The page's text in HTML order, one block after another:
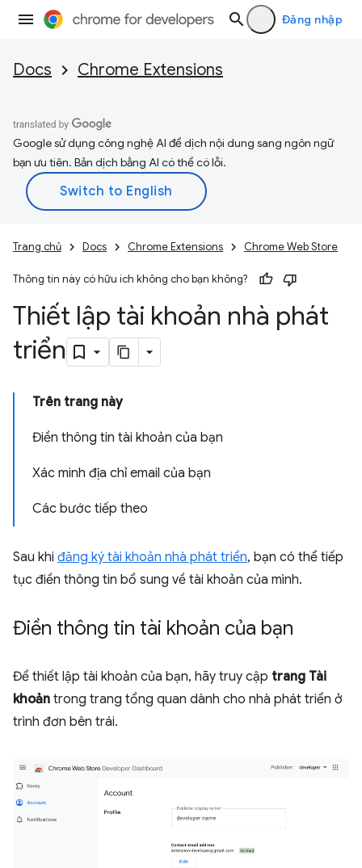
Đăng nhập
Docs Chrome Extensions
Google sử dụng công nghệ AI để dịch nội dung sang ngôn ngữ
bạn ưu tiên. Bản dịch bằng AI có thể có lỗi.
Trang chủ Docs Chrome Extensions Chrome Web Store
Thông tin này có hữu ích không cho bạn không?
Thiết lập tài khoản nhà phát
triển
Trên trang này
Điền thông tin tài khoản của bạn
Xác minh địa chỉ email của bạn
Các bước tiếp theo
Sau khi đăng ký tài khoản nhà phát triển, bạn có thể tiếp
tục điền thông tin bổ sung về tài khoản của mình.
Điền thông tin tài khoản của bạn
Để thiết lập tài khoản của bạn, hãy truy cập trang Tài
khoản trong trang tổng quan dành cho nhà phát triển ở
trình đơn bên trái.